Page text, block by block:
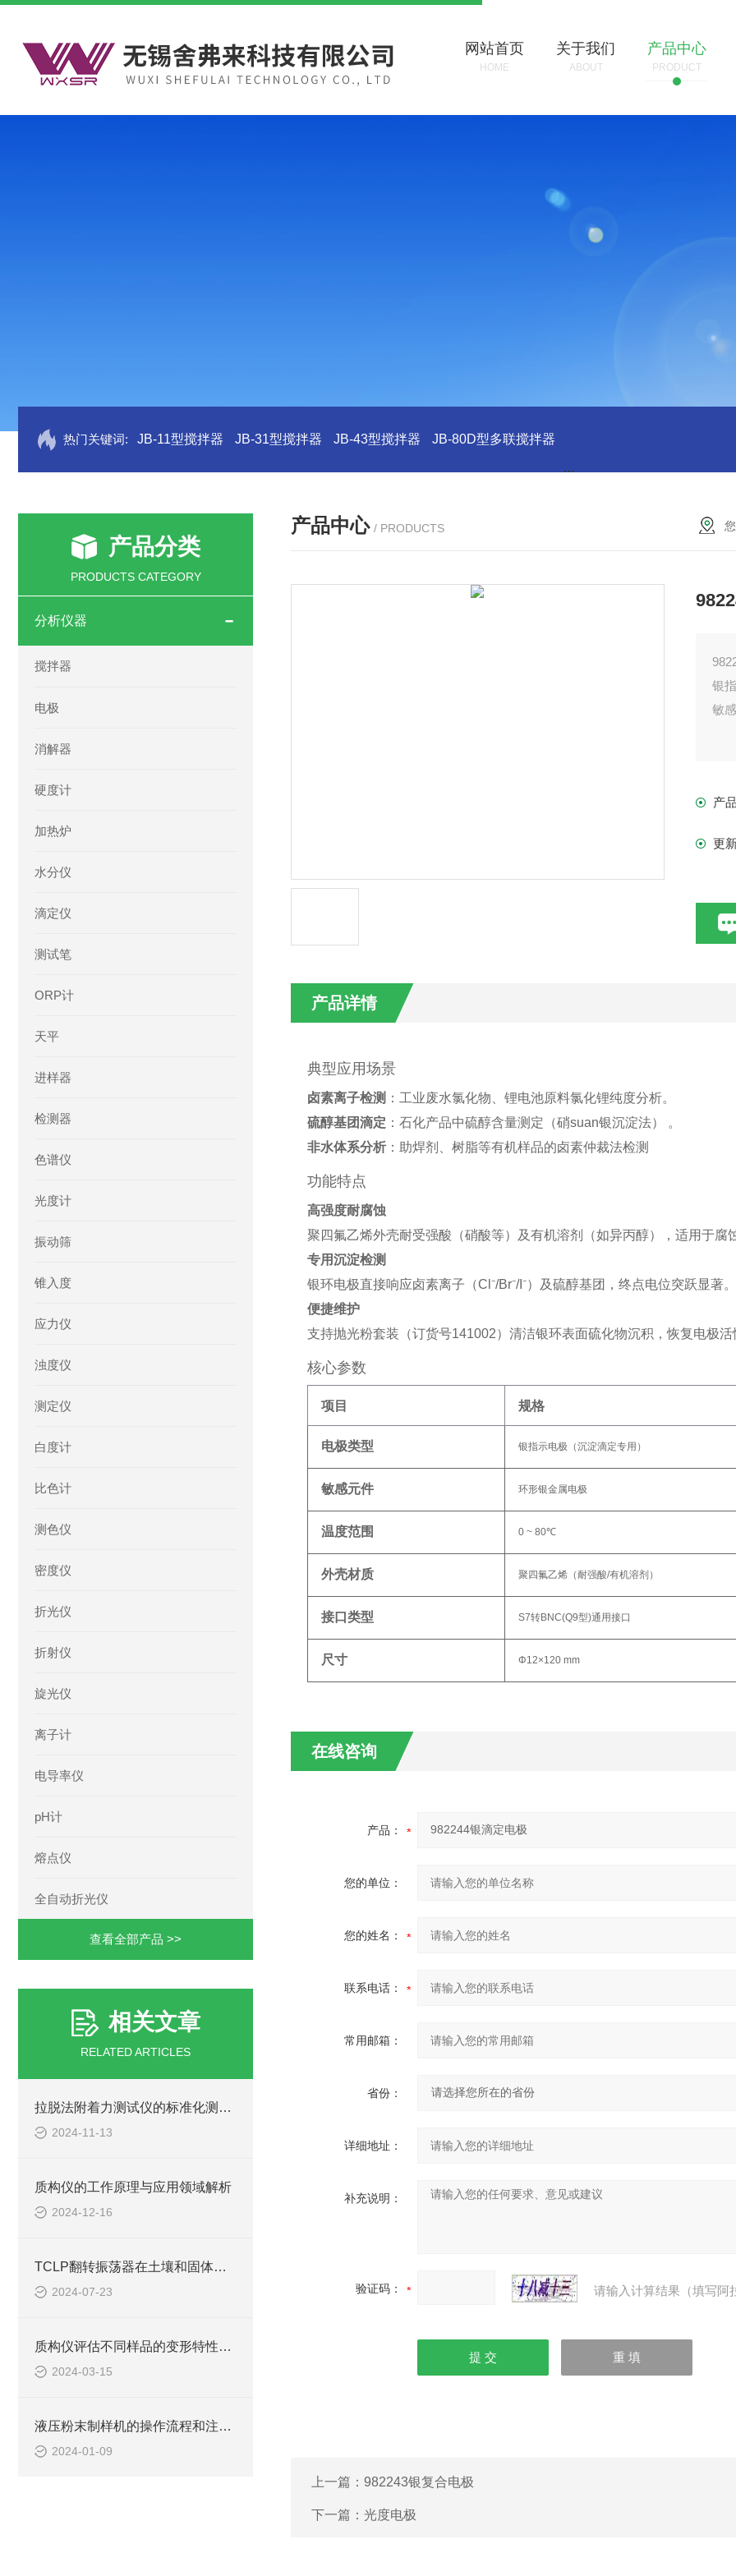
网站首页
HOME
关于我们
ABOUT
产品中心
PRODUCT
热门关键词: JB-11型搅拌器 JB-31型搅拌器 JB-43型搅拌器 JB-80D型多联搅拌器 JB-
产品分类
PRODUCTS CATEGORY
分析仪器
搅拌器
电极
消解器
硬度计
加热炉
水分仪
滴定仪
测试笔
ORP计
天平
进样器
检测器
色谱仪
光度计
振动筛
锥入度
应力仪
浊度仪
测定仪
白度计
比色计
测色仪
密度仪
折光仪
折射仪
旋光仪
离子计
电导率仪
pH计
熔点仪
全自动折光仪
查看全部产品 >>
相关文章
RELATED ARTICLES
拉脱法附着力测试仪的标准化测试流程与结果分析
2024-11-13
质构仪的工作原理与应用领域解析
2024-12-16
TCLP翻转振荡器在土壤和固体废物测试中的作用
2024-07-23
质构仪评估不同样品的变形特性与弹性表现
2024-03-15
液压粉末制样机的操作流程和注意事项说明
2024-01-09
产品中心 / PRODUCTS
银
敏
产
更
产品详情
典型应用场景
卤素离子检测 ‌：工业废水氯化物、锂电池原料氯化锂纯度分析。
硫醇基团滴定 ‌：石化产品中硫醇含量测定（硝suan银沉淀法） 。
非水体系分析‌：助焊剂、树脂等有机样品的卤素仲裁法检测
功能特点
高强度耐腐蚀
聚四氟乙烯外壳耐受强酸（硝酸等）及有机溶剂（如异丙醇），适用于腐
专用沉淀检测
银环电极直接响应卤素离子（Cl⁻/Br⁻/I⁻）及硫醇基团，终点电位突跃显著。
便捷维护
支持抛光粉套装（订货号141002）清洁银环表面硫化物沉积，恢复电极活
核心参数
项目 规格
电极类型 银指示电极（沉淀滴定专用）
敏感元件 环形银金属电极
温度范围 0 ~ 80℃
外壳材质 聚四氟乙烯（耐强酸/有机溶剂）
接口类型 S7转BNC(Q9型)通用接口
尺寸 Φ12×120 mm
在线咨询
产品：
您的单位：
您的姓名：
联系电话：
常用邮箱：
省份：
详细地址：
补充说明：
验证码： 请输入计算结果（填写阿
上一篇： 982243银复合电极
下一篇： 光度电极